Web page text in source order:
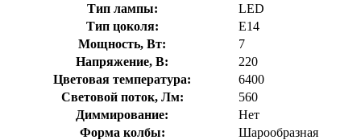
Тип лампы:
LED
Тип цоколя:
E14
Мощность, Вт:
7
Напряжение, В:
220
Цветовая температура:
6400
Световой поток, Лм:
560
Диммирование:
Нет
Форма колбы:
Шарообразная